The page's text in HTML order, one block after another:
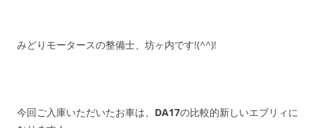
みどりモータースの整備士、坊ヶ内です!(^^)!
今回ご入庫いただいたお車は、 DA17の比較的新しいエブリィに